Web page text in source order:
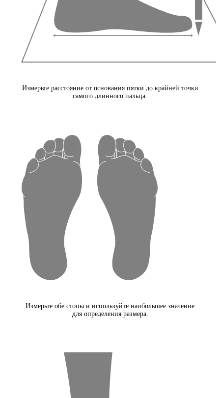
Измерьте расстояние от основания пятки до крайней точки
самого длинного пальца.
Измерьте обе стопы и используйте наибольшее значение
для определения размера.